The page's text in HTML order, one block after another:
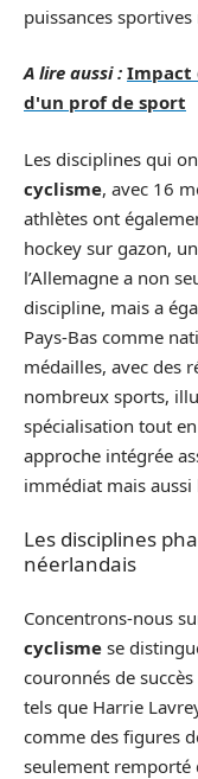
puissances
A lire aussi : Impact
d'un prof de sport
Les disciplines qui
cyclisme, avec 16
athlètes ont
hockey sur gazon,
l’Allemagne a non
discipline, mais a
Pays-Bas comme
médailles, avec des
nombreux sports,
spécialisation tout
approche intégrée
immédiat mais
Les disciplines
néerlandais
Concentrons-nous
cyclisme se
couronnés de
tels que Harrie
comme des figures
seulement remporté